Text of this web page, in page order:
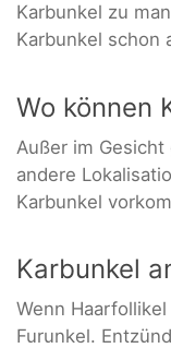
Karbunkel zu
Karbunkel schon
Wo können
Außer im
andere
Karbunkel
Karbunkel
Wenn
Furunkel.